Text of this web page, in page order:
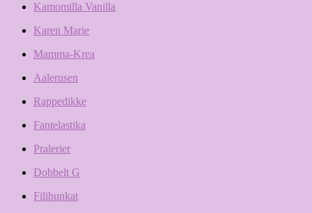
Kamomilla Vanilla
Karen Marie
Mamma-Krea
Aalerusen
Rappedikke
Fantelastika
Pralerier
Dobbelt G
Filihunkat